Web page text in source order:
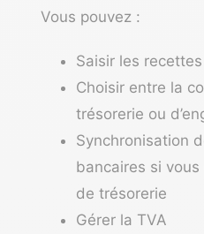
Vous pouvez :
Saisir les
Choisir entre la
trésorerie ou
Synchronisation
bancaires si
de trésorerie
Gérer la TVA